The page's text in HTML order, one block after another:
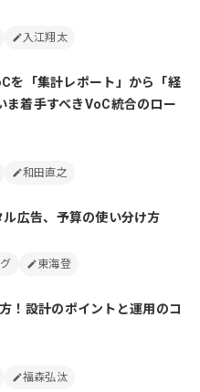
入江翔太
を「集計レポート」から「経
ま着手すべきVoC統合のロー
和田直之
広告、予算の使い分け方
東海登
！設計のポイントと運用のコ
福森弘汰